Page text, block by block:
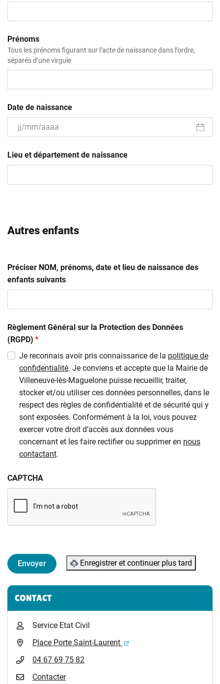
Prénoms
Tous les prénoms figurant sur l’acte de naissance dans l’ordre,
séparés d’une virgule
Date de naissance
slash
MM
Lieu et département de naissance
Autres enfants
Préciser NOM, prénoms, date et lieu de naissance des
enfants suivants
Règlement Général sur la Protection des Données
(RGPD) (obligatoire)
*
Je reconnais avoir pris connaissance de la politique de
confidentialité. Je conviens et accepte que la Mairie de
Villeneuve-lès-Maguelone puisse recueillir, traiter,
stocker et/ou utiliser ces données personnelles, dans le
respect des règles de confidentialité et de sécurité qui y
sont exposées. Conformément à la loi, vous pouvez
exercer votre droit d’accès aux données vous
concernant et les faire rectifier ou supprimer en nous
contactant.
CAPTCHA
Enregistrer et continuer plus tard
Informations complémentaires
CONTACT
Service Etat Civil
Place Porte Saint-Laurent
(ouverture dans un
04 67 69 75 82
Contacter